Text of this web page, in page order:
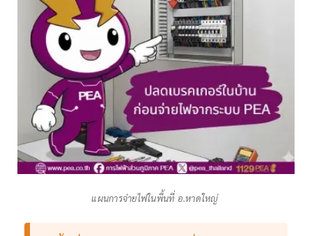
แผนการจ่ายไฟในพื้นที่ อ.หาดใหญ่